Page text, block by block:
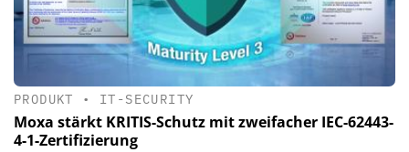
PRODUKT • IT-SECURITY
Moxa stärkt KRITIS-Schutz mit zweifacher IEC-62443-
4-1-Zertifizierung